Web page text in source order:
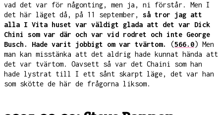
vad det var för någonting, men ja, ni förstår. Men I
det här läget då, på 11 september, så tror jag att
alla I Vita huset var väldigt glada att det var Dick
Chini som var där och var vid rodret och inte George
Busch. Hade varit jobbigt om var tvärtom.
(566.0) Men
man kan misstänka att det aldrig hade kunnat hända att
det var tvärtom. Oavsett så var det Chaini som han
hade lystrat till I ett sånt skarpt läge, det var han
som skötte de här de frågorna liksom.